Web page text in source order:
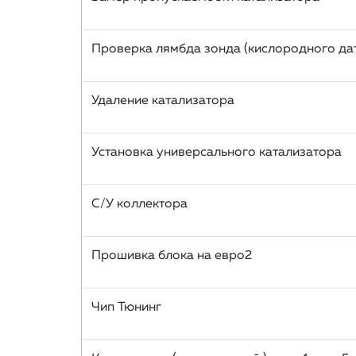
Проверка лямбда зонда (кислородного
Удаление катализатора
Установка универсального катализатора
С/У коллектора
Прошивка блока на евро2
Чип Тюнинг